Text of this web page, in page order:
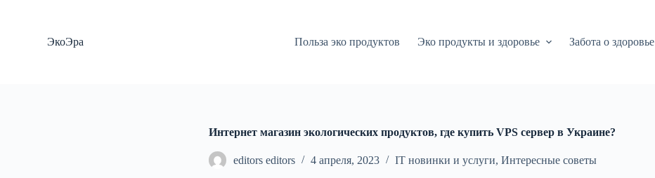
ЭкоЭра Польза эко продуктов Эко продукты и здоровье Забота о здоровье
Интернет магазин экологических продуктов, где купить VPS сервер в Украине?
editors editors 4 апреля, 2023 IT новинки и услуги, Интересные советы